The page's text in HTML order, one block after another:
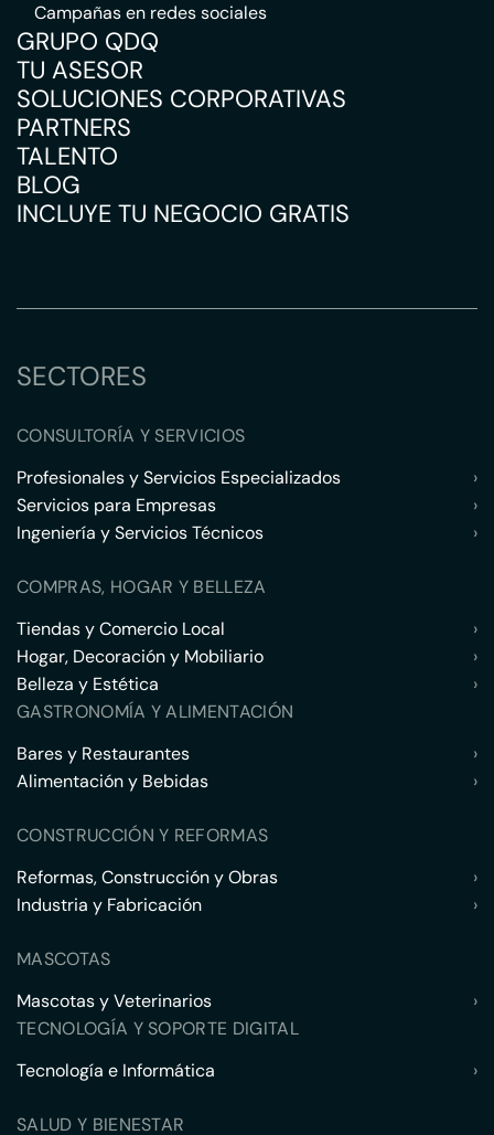
Campañas en redes sociales
GRUPO QDQ
TU ASESOR
SOLUCIONES CORPORATIVAS
PARTNERS
TALENTO
BLOG
INCLUYE TU NEGOCIO GRATIS
SECTORES
CONSULTORÍA Y SERVICIOS
Profesionales y Servicios Especializados
›
Servicios para Empresas
›
Ingeniería y Servicios Técnicos
›
COMPRAS, HOGAR Y BELLEZA
Tiendas y Comercio Local
›
Hogar, Decoración y Mobiliario
›
Belleza y Estética
›
GASTRONOMÍA Y ALIMENTACIÓN
Bares y Restaurantes
›
Alimentación y Bebidas
›
CONSTRUCCIÓN Y REFORMAS
Reformas, Construcción y Obras
›
Industria y Fabricación
›
MASCOTAS
Mascotas y Veterinarios
›
TECNOLOGÍA Y SOPORTE DIGITAL
Tecnología e Informática
›
SALUD Y BIENESTAR